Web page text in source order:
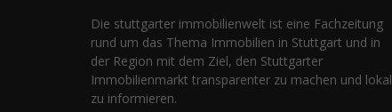
Die stuttgarter immobilienwelt ist eine Fachzeitung
rund um das Thema Immobilien in Stuttgart und in
der Region mit dem Ziel, den Stuttgarter
Immobilienmarkt transparenter zu machen und lokal
zu informieren.